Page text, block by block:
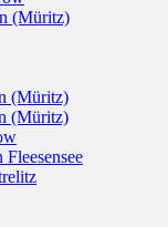
(Müritz)
(Müritz)
(Müritz)